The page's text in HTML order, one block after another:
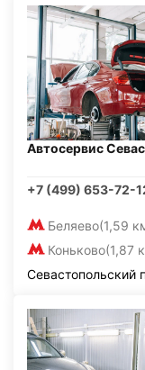
Автосервис
+7 (499) 653-72-
Беляево(1,59
Коньково(1,87
Севастопольский